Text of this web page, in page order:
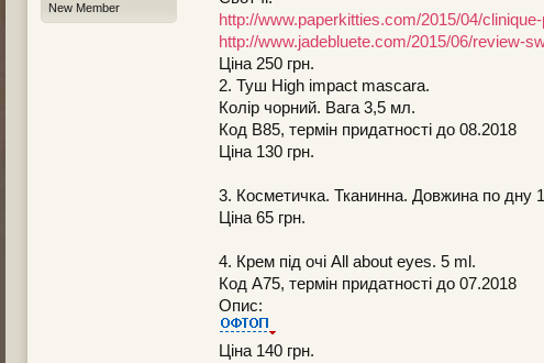
New Member
http://www.paperkitties.com/2015/04/
http://www.jadebluete.com/2015/06/review-
Ціна 250 грн.
2. Туш High impact mascara.
Колір чорний. Вага 3,5 мл.
Код В85, термін придатності до 08.2018
Ціна 130 грн.
3. Косметичка. Тканинна. Довжина по дну
Ціна 65 грн.
4. Крем під очі All about eyes. 5 ml.
Код А75, термін придатності до 07.2018
Опис:
Ціна 140 грн.